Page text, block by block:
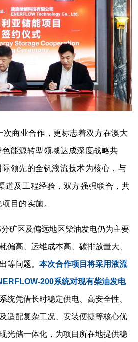
次商业合作，更标志着双方在澳大
能源转型领域达成深度战略共
领先的全钒液流技术为核心，与
道及工程经验，双方强强联合，共
目的实施。
矿区及偏远地区柴油发电仍为主要
偏高、运维成本高、碳排放量大、
等问题。本次合作项目将采用液流
200系统对现有柴油发电
统凭借长时稳定供电、高安全性、
适配复杂工况、安装便捷等核心优
光储一体化，为项目所在地提供稳